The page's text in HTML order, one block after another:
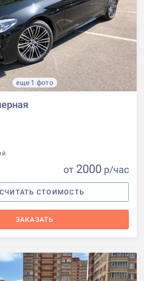
еще 1 фото
от 2000 р/час
СТОИМОСТЬ
ЗАКАЗАТЬ